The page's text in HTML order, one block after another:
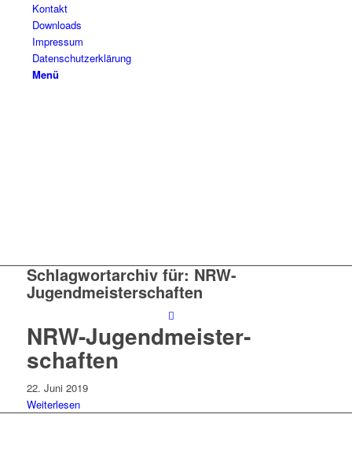
Kontakt
Downloads
Impressum
Datenschutzerklärung
Menü
Schlagwortarchiv für: NRW-
Jugendmeisterschaften
NRW-Jugend­meister­
schaften
22. Juni 2019
Weiterlesen